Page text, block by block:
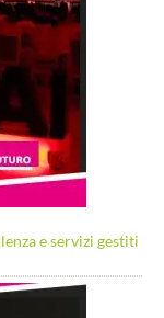
e servizi gestiti